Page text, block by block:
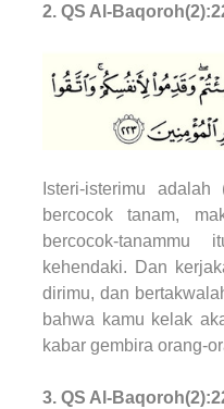
2. QS Al-
Isteri-isterimu
bercocok tanam,
bercocok-
kehendaki. Dan
dirimu, dan
bahwa kamu kelak
kabar gembira orang-
3. QS Al-Baqoroh(2)